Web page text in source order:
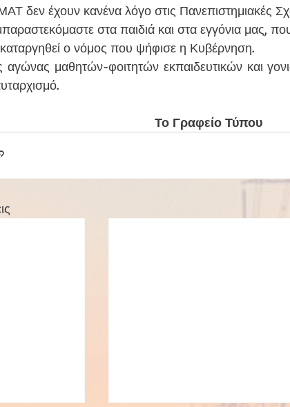
ΜΑΤ δεν έχουν κανένα λόγο στις Πανεπιστημιακές
στα παιδιά και στα εγγόνια μας,
καταργηθεί ο νόμος που ψήφισε η Κυβέρνηση.
αγώνας μαθητών-φοιτητών εκπαιδευτικών και
Το Γραφείο Τύπου